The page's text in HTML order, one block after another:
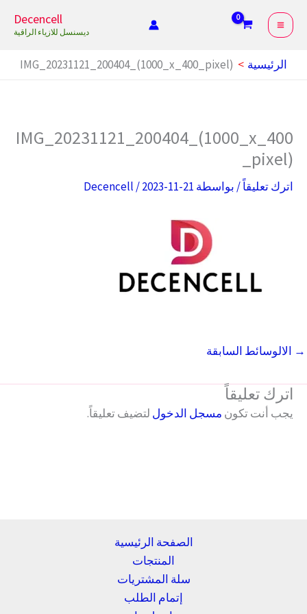
إلى
Decencell
ديسنسل للازياء الراقية
الرئيسية IMG_20231121_200404_(1000_x_400_pixel)
IMG_20231121_200404_(1000_x_400
_pixel)
اترك تعليقاً/ بواسطة Decencell /2023-11-21
→ الالوسائط السابقة
اترك تعليقاً
يجب أنت تكون مسجل الدخول لتضيف تعليقاً.
الصفحة الرئيسية
المنتجات
سلة المشتريات
إتمام الطلب